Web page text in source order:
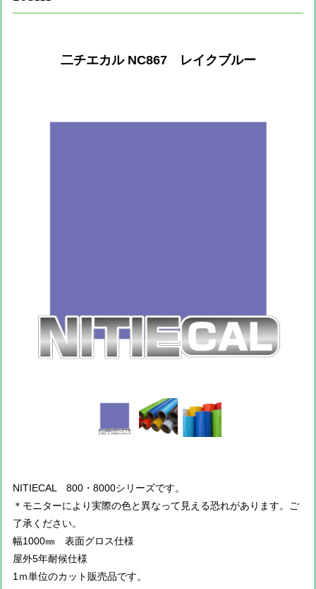
二チエカル NC867 レイクブルー
NITIECAL 800・8000シリーズです。
＊モニターにより実際の色と異なって見える恐れがあります。ご
了承ください。
幅1000㎜ 表面グロス仕様
屋外5年耐候仕様
1ｍ単位のカット販売品です。